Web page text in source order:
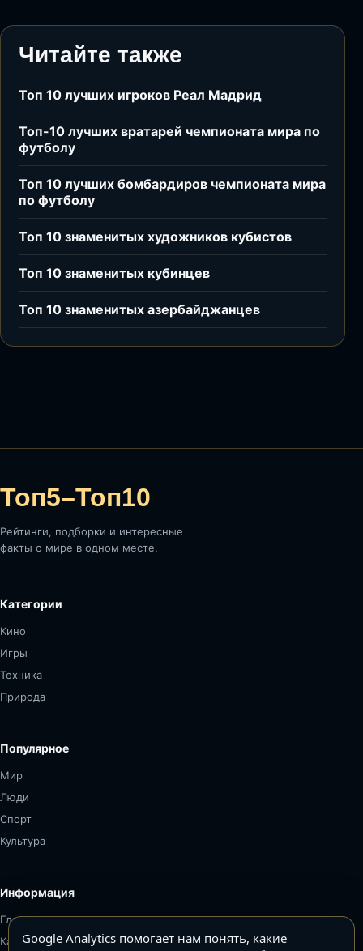
Читайте также
Топ 10 лучших игроков Реал Мадрид
Топ-10 лучших вратарей чемпионата мира по
футболу
Топ 10 лучших бомбардиров чемпионата мира
по футболу
Топ 10 знаменитых художников кубистов
Топ 10 знаменитых кубинцев
Топ 10 знаменитых азербайджанцев
Топ5–Топ10
Рейтинги, подборки и интересные
факты о мире в одном месте.
Категории
Кино
Игры
Техника
Природа
Популярное
Мир
Люди
Спорт
Культура
Информация
Главная
Карта сайта
Google Analytics помогает нам понять, какие